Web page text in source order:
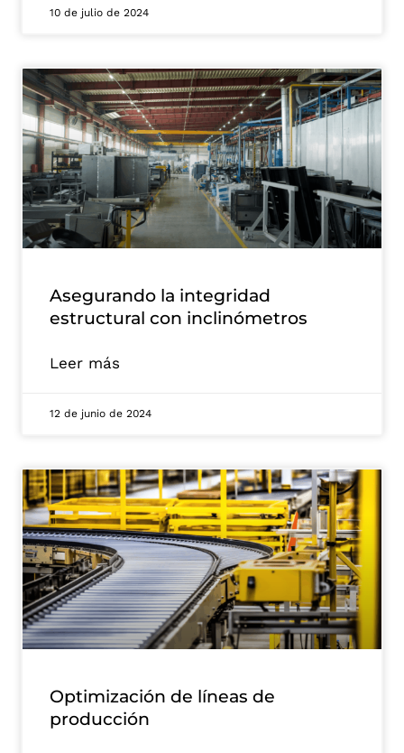
10 de julio de 2024
Asegurando la integridad
estructural con inclinómetros
Leer más
12 de junio de 2024
Optimización de líneas de
producción